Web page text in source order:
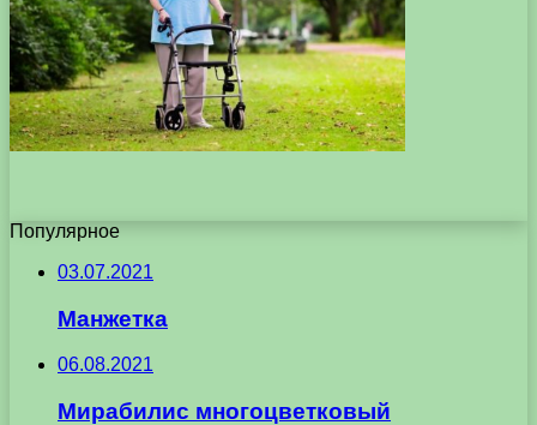
Популярное
03.07.2021
Манжетка
06.08.2021
Мирабилис многоцветковый